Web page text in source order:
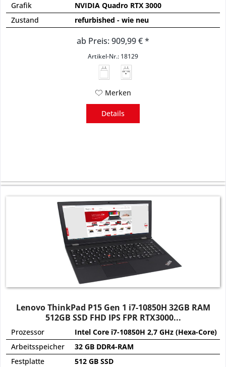
Grafik
NVIDIA Quadro RTX 3000
Zustand
refurbished - wie neu
ab Preis: 909,99 € *
Artikel-Nr.: 18129
135 - 170
W
Merken
Details
Lenovo ThinkPad P15 Gen 1 i7-10850H 32GB RAM
512GB SSD FHD IPS FPR RTX3000...
Prozessor
Intel Core i7-10850H 2,7 GHz (Hexa-Core)
Arbeitsspeicher
32 GB DDR4-RAM
Festplatte
512 GB SSD